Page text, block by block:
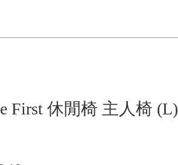
First 休閒椅 主人椅 (L)